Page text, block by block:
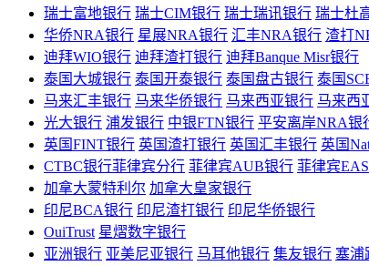
瑞士富地银行 瑞士CIM银行 瑞士瑞讯银行 瑞士杜
华侨NRA银行 星展NRA银行 汇丰NRA银行 渣打
迪拜WIO银行 迪拜渣打银行 迪拜Banque Misr银行
泰国大城银行 泰国开泰银行 泰国盘古银行 泰国
马来汇丰银行 马来华侨银行 马来西亚银行 马来西
光大银行 浦发银行 中银FTN银行 平安离岸NRA银
英国FINT银行 英国渣打银行 英国汇丰银行 英国
CTBC银行菲律宾分行 菲律宾AUB银行 菲律宾
加拿大蒙特利尔 加拿大皇家银行
印尼BCA银行 印尼渣打银行 印尼华侨银行
OuiTrust 星熠数字银行
亚洲银行 亚美尼亚银行 马耳他银行 集友银行 塞浦